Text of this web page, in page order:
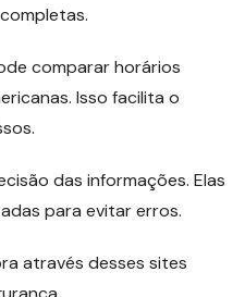
comparar horários
Isso facilita o
das informações. Elas
para evitar erros.
através desses sites